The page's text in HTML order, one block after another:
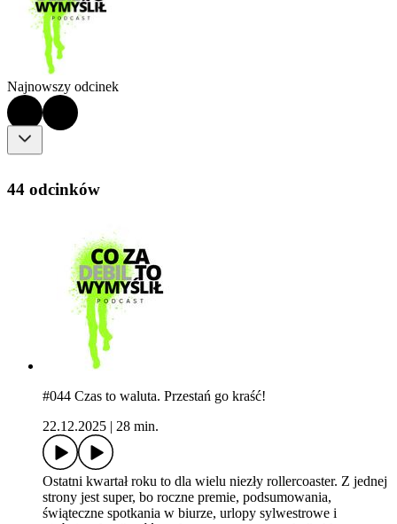
Najnowszy odcinek
44 odcinków
#044 Czas to waluta. Przestań go kraść!
22.12.2025
28 min.
Ostatni kwartał roku to dla wielu niezły rollercoaster. Z jednej
strony jest super, bo roczne premie, podsumowania,
świąteczne spotkania w biurze, urlopy sylwestrowe i